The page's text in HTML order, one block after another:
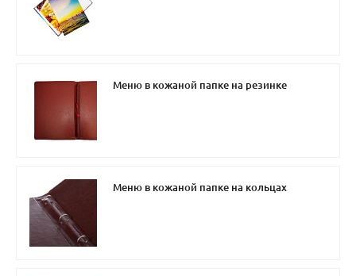
Меню в кожаной папке на резинке
Меню в кожаной папке на кольцах